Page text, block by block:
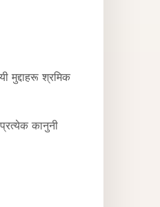
मुद्दाहरू श्रमिक
कानुनी